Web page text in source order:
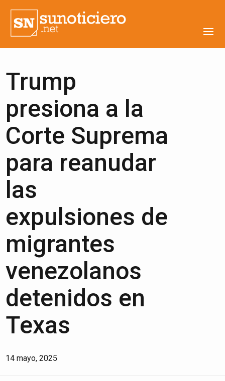
Trump
presiona a la
Corte Suprema
para reanudar
las
expulsiones de
migrantes
venezolanos
detenidos en
Texas
14 mayo, 2025